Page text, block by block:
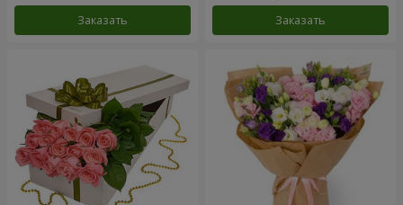
Заказать Заказать